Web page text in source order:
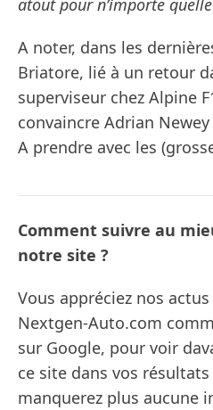
atout pour n’importe
A noter, dans les
Briatore, lié à un retour
superviseur chez Alpine
convaincre Adrian
A prendre avec les
Comment suivre au
notre site ?
Vous appréciez nos
Nextgen-Auto.com
sur Google, pour voir
ce site dans vos résultats
manquerez plus aucune